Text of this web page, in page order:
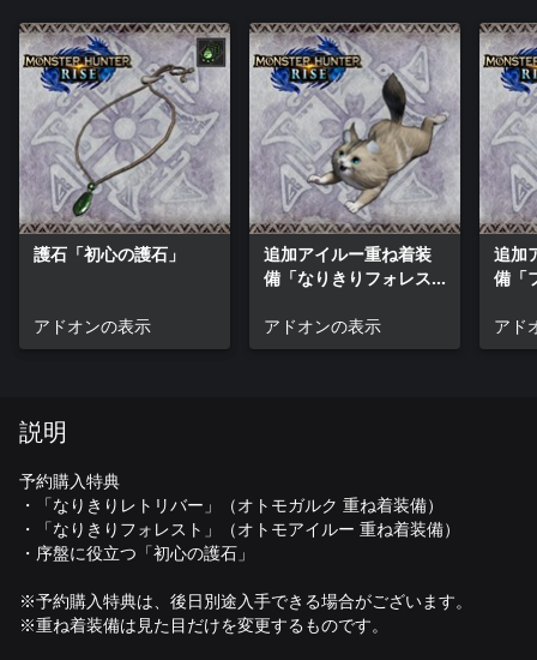
護石「初心の護石」
アドオンの表示
追加アイルー重ね着装
備「なりきりフォレス
アドオンの表示
追加
備「
アド
説明
予約購入特典
・「なりきりレトリバー」（オトモガルク 重ね着装備）
・「なりきりフォレスト」（オトモアイルー 重ね着装備）
・序盤に役立つ「初心の護石」
※予約購入特典は、後日別途入手できる場合がございます。
※重ね着装備は見た目だけを変更するものです。